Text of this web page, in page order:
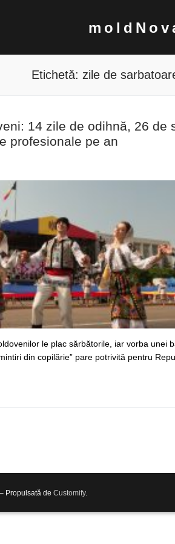
Etichetă: zile de
14 zile de odihnă, 26 de
profesionale pe an
le plac sărbătorile, iar vorba unei
din copilărie” pare potrivită pentru
Propulsată de Customify.